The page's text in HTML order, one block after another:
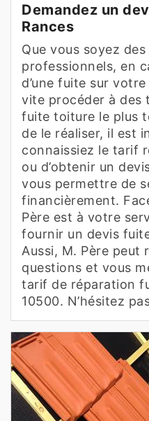
Demandez un
Rances
Que vous soyez
professionnels, en
d’une fuite sur
vite procéder à des
fuite toiture le plus
de le réaliser, il est
connaissiez le tarif
ou d’obtenir un
vous permettre de
financièrement.
Père est à votre
fournir un devis
Aussi, M. Père peut
questions et vous
tarif de réparation
10500. N’hésitez